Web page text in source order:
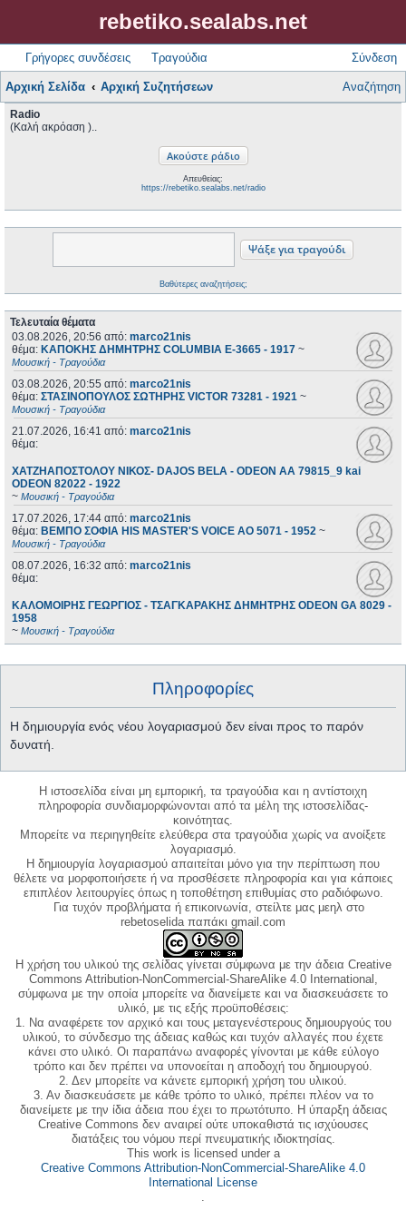
rebetiko.sealabs.net
Γρήγορες συνδέσεις Τραγούδια Σύνδεση
Αρχική Σελίδα Αρχική Συζητήσεων Αναζήτηση
Radio
(Καλή ακρόαση )..
Απευθείας:
https://rebetiko.sealabs.net/radio
Βαθύτερες αναζητήσεις;
Τελευταία θέματα
03.08.2026, 20:56 από: marco21nis
θέμα: ΚΑΠΟΚΗΣ ΔΗΜΗΤΡΗΣ COLUMBIA E-3665 - 1917 ~
Μουσική - Τραγούδια
03.08.2026, 20:55 από: marco21nis
θέμα: ΣΤΑΣΙΝΟΠΟΥΛΟΣ ΣΩΤΗΡΗΣ VICTOR 73281 - 1921 ~
Μουσική - Τραγούδια
21.07.2026, 16:41 από: marco21nis
θέμα:
ΧΑΤΖΗΑΠΟΣΤΟΛΟΥ ΝΙΚΟΣ- DAJOS BELA - ODEON AA 79815_9 kai
ODEON 82022 - 1922
~ Μουσική - Τραγούδια
17.07.2026, 17:44 από: marco21nis
θέμα: ΒΕΜΠΟ ΣΟΦΙΑ HIS MASTER'S VOICE AO 5071 - 1952 ~
Μουσική - Τραγούδια
08.07.2026, 16:32 από: marco21nis
θέμα:
ΚΑΛΟΜΟΙΡΗΣ ΓΕΩΡΓΙΟΣ - ΤΣΑΓΚΑΡΑΚΗΣ ΔΗΜΗΤΡΗΣ ODEON GA 8029 -
1958
~ Μουσική - Τραγούδια
Πληροφορίες
Η δημιουργία ενός νέου λογαριασμού δεν είναι προς το παρόν
δυνατή.
Η ιστοσελίδα είναι μη εμπορική, τα τραγούδια και η αντίστοιχη
πληροφορία συνδιαμορφώνονται από τα μέλη της ιστοσελίδας-
κοινότητας.
Μπορείτε να περιηγηθείτε ελεύθερα στα τραγούδια χωρίς να ανοίξετε
λογαριασμό.
Η δημιουργία λογαριασμού απαιτείται μόνο για την περίπτωση που
θέλετε να μορφοποιήσετε ή να προσθέσετε πληροφορία και για κάποιες
επιπλέον λειτουργίες όπως η τοποθέτηση επιθυμίας στο ραδιόφωνο.
Για τυχόν προβλήματα ή επικοινωνία, στείλτε μας μεηλ στο
rebetoselida παπάκι gmail.com
Η χρήση του υλικού της σελίδας γίνεται σύμφωνα με την άδεια Creative
Commons Attribution-NonCommercial-ShareAlike 4.0 International,
σύμφωνα με την οποία μπορείτε να διανείμετε και να διασκευάσετε το
υλικό, με τις εξής προϋποθέσεις:
1. Να αναφέρετε τον αρχικό και τους μεταγενέστερους δημιουργούς του
υλικού, το σύνδεσμο της άδειας καθώς και τυχόν αλλαγές που έχετε
κάνει στο υλικό. Οι παραπάνω αναφορές γίνονται με κάθε εύλογο
τρόπο και δεν πρέπει να υπονοείται η αποδοχή του δημιουργού.
2. Δεν μπορείτε να κάνετε εμπορική χρήση του υλικού.
3. Αν διασκευάσετε με κάθε τρόπο το υλικό, πρέπει πλέον να το
διανείμετε με την ίδια άδεια που έχει το πρωτότυπο. Η ύπαρξη άδειας
Creative Commons δεν αναιρεί ούτε υποκαθιστά τις ισχύουσες
διατάξεις του νόμου περί πνευματικής ιδιοκτησίας.
This work is licensed under a
Creative Commons Attribution-NonCommercial-ShareAlike 4.0
International License
.